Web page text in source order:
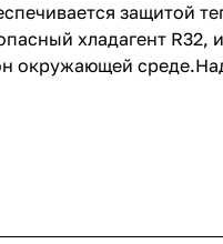
хладагент
окружающей